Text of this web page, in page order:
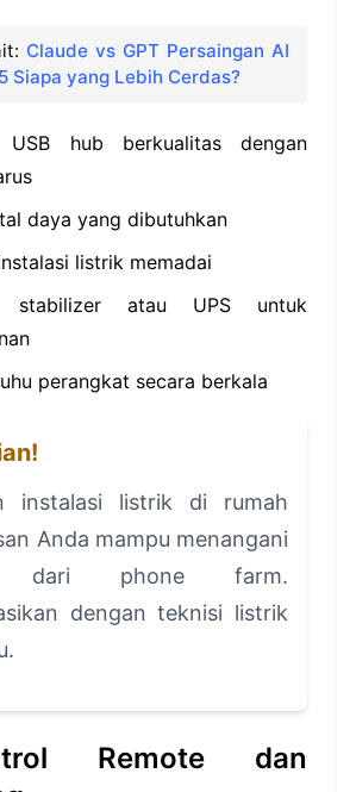
Claude vs GPT Persaingan AI
Siapa yang Lebih Cerdas?
USB hub berkualitas dengan
daya yang dibutuhkan
listrik memadai
stabilizer atau UPS untuk
perangkat secara berkala
instalasi listrik di rumah
Anda mampu menangani
dari phone farm.
dengan teknisi listrik
Remote dan